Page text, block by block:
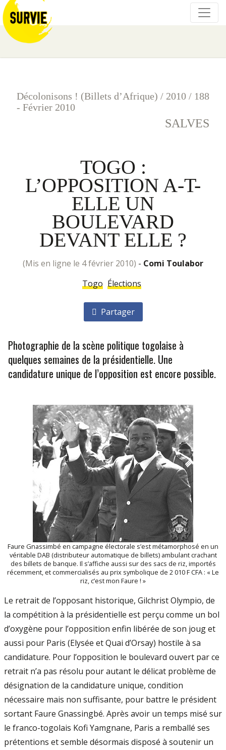
Décolonisons ! (Billets d’Afrique) / 2010 / 188
- Février 2010
SALVES
TOGO :
L’OPPOSITION A-T-
ELLE UN
BOULEVARD
DEVANT ELLE ?
(mis en ligne le 4 février 2010) - Comi Toulabor
Togo Élections
Partager
Photographie de la scène politique togolaise à
quelques semaines de la présidentielle. Une
candidature unique de l’opposition est encore possible.
Faure Gnassimbé en campagne électorale s’est métamorphosé en un
véritable DAB (distributeur automatique de billets) ambulant crachant
des billets de banque. Il s’affiche aussi sur des sacs de riz, importés
récemment, et commercialisés au prix symbolique de 2 010 F CFA : « Le
riz, c’est mon Faure ! »
Le retrait de l’opposant historique, Gilchrist Olympio, de
la compétition à la présidentielle est perçu comme un bol
d’oxygène pour l’opposition enfin libérée de son joug et
aussi pour Paris (Elysée et Quai d’Orsay) hostile à sa
candidature. Pour l’opposition le boulevard ouvert par ce
retrait n’a pas résolu pour autant le délicat problème de
désignation de la candidature unique, condition
nécessaire mais non suffisante, pour battre le président
sortant Faure Gnassingbé. Après avoir un temps misé sur
le franco-togolais Kofi Yamgnane, Paris a remballé ses
prétentions et semble désormais disposé à soutenir un